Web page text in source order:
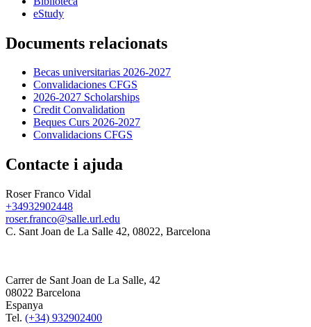
eStudy
Documents relacionats
Becas universitarias 2026-2027
Convalidaciones CFGS
2026-2027 Scholarships
Credit Convalidation
Beques Curs 2026-2027
Convalidacions CFGS
Contacte i ajuda
Roser Franco Vidal
+34932902448
roser.franco@salle.url.edu
C. Sant Joan de La Salle 42, 08022, Barcelona
Carrer de Sant Joan de La Salle, 42
08022 Barcelona
Espanya
Tel. (+34) 932902400